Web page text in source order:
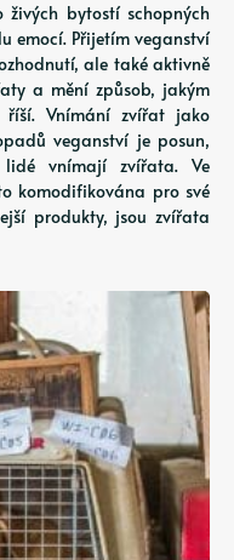
bytostí schopných
emocí. Přijetím veganství
ale také aktivně
a mění způsob, jakým
říší. Vnímání zvířat jako
veganství je posun,
vnímají zvířata. Ve
komodifikována pro své
produkty, jsou zvířata